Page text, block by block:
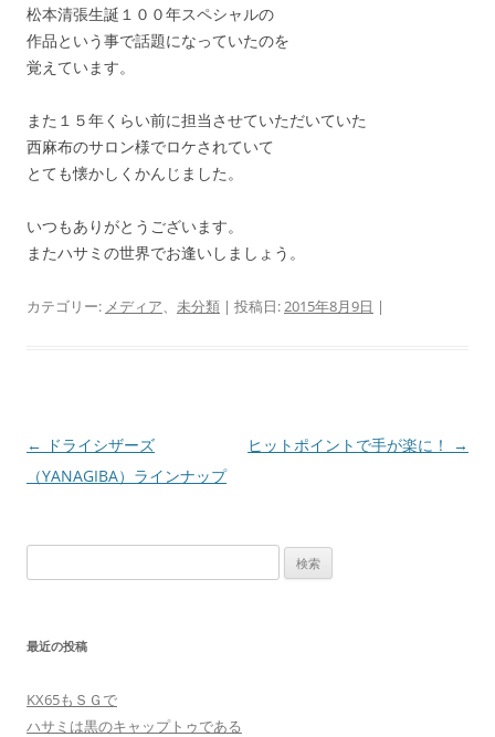
松本清張生誕１００年スペシャルの
作品という事で話題になっていたのを
覚えています。
また１５年くらい前に担当させていただいていた
西麻布のサロン様でロケされていて
とても懐かしくかんじました。
いつもありがとうございます。
またハサミの世界でお逢いしましょう。
カテゴリー: メディア、 未分類 | 投稿日:2015年8月9日 |
投
稿
ン
← ドライシザーズ
（YANAGIBA）ラインナップ
ヒットポイントで手が楽に！ →
索:
最近の投稿
KX65もＳＧで
ハサミは黒のキャップトゥである